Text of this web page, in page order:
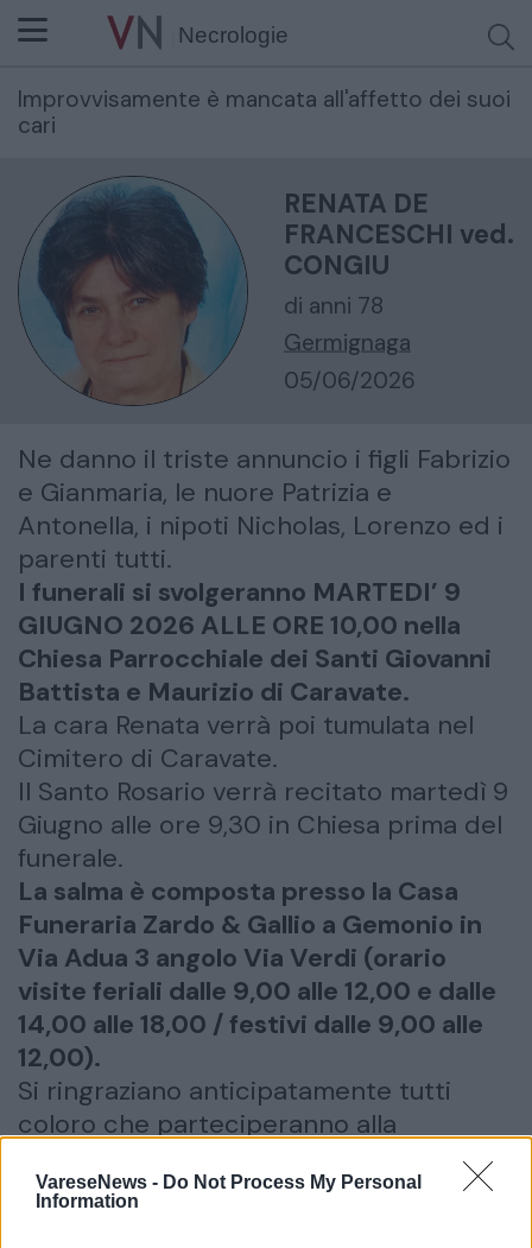
VareseNews - Do Not Process My Personal
Information
Necrologie
Cerca per nome o cognome
Improvvisamente è mancata all'affetto dei suoi
cari
RENATA DE
FRANCESCHI ved.
CONGIU
di anni 78
Germignaga
05/06/2026
Ne danno il triste annuncio i figli Fabrizio
e Gianmaria, le nuore Patrizia e
Antonella, i nipoti Nicholas, Lorenzo ed i
parenti tutti.
I funerali si svolgeranno MARTEDI’ 9
GIUGNO 2026 ALLE ORE 10,00 nella
Chiesa Parrocchiale dei Santi Giovanni
Battista e Maurizio di Caravate.
La cara Renata verrà poi tumulata nel
Cimitero di Caravate.
Il Santo Rosario verrà recitato martedì 9
Giugno alle ore 9,30 in Chiesa prima del
funerale.
La salma è composta presso la Casa
Funeraria Zardo & Gallio a Gemonio in
Via Adua 3 angolo Via Verdi (orario
visite feriali dalle 9,00 alle 12,00 e dalle
14,00 alle 18,00 / festivi dalle 9,00 alle
12,00).
Si ringraziano anticipatamente tutti
coloro che parteciperanno alla